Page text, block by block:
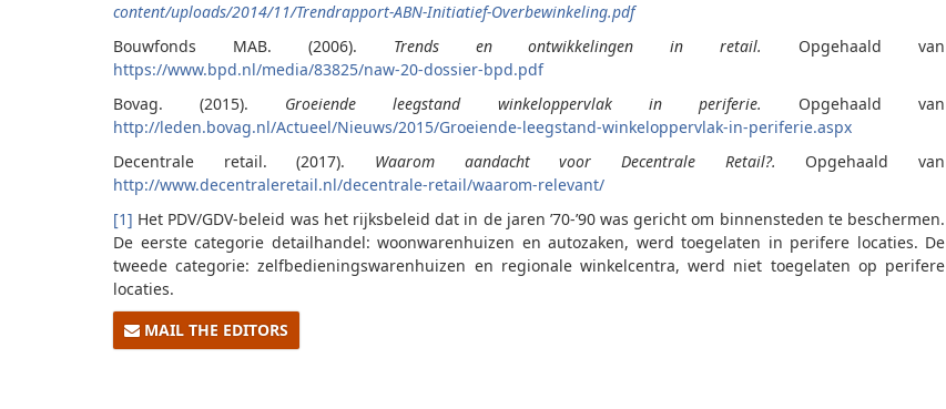
content/uploads/2014/11/Trendrapport-ABN-Initiatief-Overbewinkeling.pdf
Bouwfonds MAB. (2006). Trends en ontwikkelingen in retail. Opgehaald van
https://www.bpd.nl/media/83825/naw-20-dossier-bpd.pdf
Bovag. (2015). Groeiende leegstand winkeloppervlak in periferie. Opgehaald van
http://leden.bovag.nl/Actueel/Nieuws/2015/Groeiende-leegstand-winkeloppervlak-in-periferie.aspx
Decentrale retail. (2017). Waarom aandacht voor Decentrale Retail?. Opgehaald van
http://www.decentraleretail.nl/decentrale-retail/waarom-relevant/
[1] Het PDV/GDV-beleid was het rijksbeleid dat in de jaren ’70-’90 was gericht om binnensteden te beschermen.
De eerste categorie detailhandel: woonwarenhuizen en autozaken, werd toegelaten in perifere locaties. De
tweede categorie: zelfbedieningswarenhuizen en regionale winkelcentra, werd niet toegelaten op perifere
locaties.
MAIL THE EDITORS